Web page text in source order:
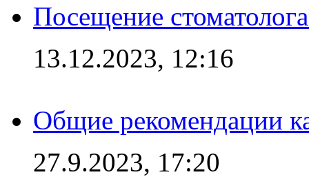
Посещение
13.12.2023, 12:16
Общие рекомендации
27.9.2023, 17:20